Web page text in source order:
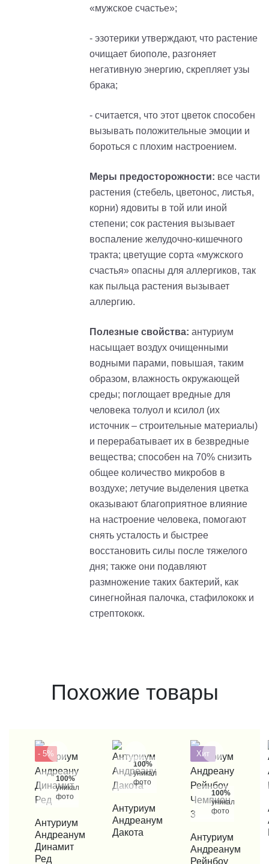
«мужское счастье»;
- эзотерики утверждают, что растение
очищает биополе, разгоняет
негативную энергию, скрепляет узы
брака;
- считается, что этот цветок способен
вызывать положительные эмоции и
бороться с плохим настроением.
Меры предосторожности: все части
растения (стебель, цветонос, листья,
корни) ядовиты в той или иной
степени; сок растения вызывает
воспаление желудочно-кишечного
тракта; цветущие сорта «мужского
счастья» опасны для аллергиков, так
как пыльца растения вызывает
аллергию.
Полезные свойства: антуриум
насыщает воздух очищенными
водными парами, повышая, таким
образом, влажность окружающей
среды; поглощает вредные для
человека толуол и ксилол (их
источник – строительные материалы)
и перерабатывает их в безвредные
вещества; способен на 70% снизить
общее количество микробов в
воздухе; летучие выделения цветка
оказывают благоприятное влияние
на настроение человека, помогают
снять усталость и быстрее
восстановить силы после тяжелого
дня; также они подавляют
размножение таких бактерий, как
синегнойная палочка, стафилококк и
стрептококк.
Похожие товары
- 5%
100%
уникальные
фото
КУПИТЬ В 1 КЛИК
Антуриум
Андреанум
Динамит
Ред
100%
уникальные
фото
КУПИТЬ В 1 КЛИК
Антуриум
Андреанум
Дакота
Хит
100%
уникальные
фото
КУПИТЬ В 1 КЛИК
Антуриум
Андреанум
Рейнбоу